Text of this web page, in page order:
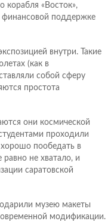
корабля «Восток»,
поддержке
внутри. Такие
(как в
собой сферу
простота
они космической
проходили
пообедать в
не хватало, и
саратовской
музею макеты
модификации.